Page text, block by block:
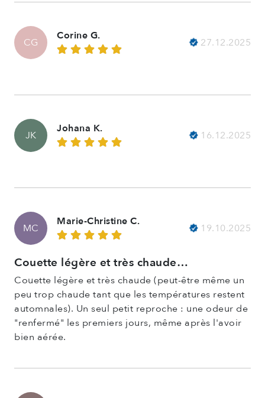
CG
Corine G.
27.12.2025
JK
Johana K.
16.12.2025
MC
Marie-Christine C.
19.10.2025
Couette légère et très chaude…
Couette légère et très chaude (peut-être même un
peu trop chaude tant que les températures restent
automnales). Un seul petit reproche : une odeur de
"renfermé" les premiers jours, même après l'avoir
bien aérée.